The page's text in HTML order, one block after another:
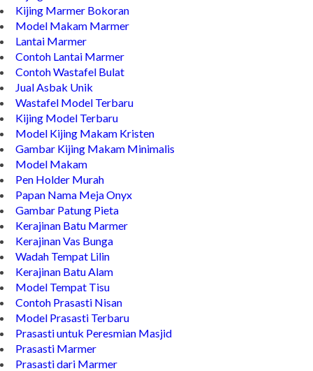
Kijing Marmer Bokoran
Model Makam Marmer
Lantai Marmer
Contoh Lantai Marmer
Contoh Wastafel Bulat
Jual Asbak Unik
Wastafel Model Terbaru
Kijing Model Terbaru
Model Kijing Makam Kristen
Gambar Kijing Makam Minimalis
Model Makam
Pen Holder Murah
Papan Nama Meja Onyx
Gambar Patung Pieta
Kerajinan Batu Marmer
Kerajinan Vas Bunga
Wadah Tempat Lilin
Kerajinan Batu Alam
Model Tempat Tisu
Contoh Prasasti Nisan
Model Prasasti Terbaru
Prasasti untuk Peresmian Masjid
Prasasti Marmer
Prasasti dari Marmer